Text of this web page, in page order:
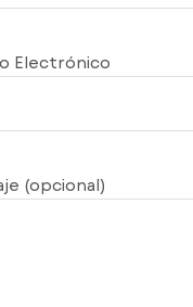
Electrónico
(opcional)